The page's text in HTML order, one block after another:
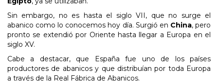
Sin embargo, no es hasta el siglo VII, que no surge el
abanico como lo conocemos hoy día. Surgió en China, pero
pronto se extendió por Oriente hasta llegar a Europa en el
siglo XV.
Cabe a destacar, que España fue uno de los países
productores de abanicos y que distribuían por toda Europa
a través de la Real Fábrica de Abanicos.